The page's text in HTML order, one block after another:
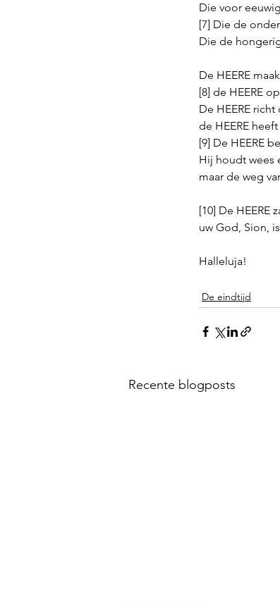
Die voor
[7] Die de
Die de
De HEERE
[8] de HEERE
De HEERE
de HEERE
[9] De HEERE
Hij houdt wees
maar de weg
[10] De HEERE
uw God, Sion,
Halleluja!
De eindtijd
Recente blogposts